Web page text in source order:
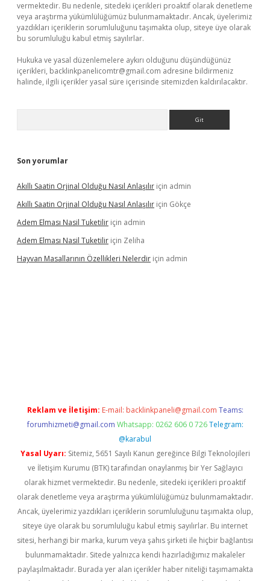
vermektedir. Bu nedenle, sitedeki içerikleri proaktif olarak denetleme
veya araştırma yükümlülüğümüz bulunmamaktadır. Ancak, üyelerimiz
yazdıkları içeriklerin sorumluluğunu taşımakta olup, siteye üye olarak
bu sorumluluğu kabul etmiş sayılırlar.
Hukuka ve yasal düzenlemelere aykırı olduğunu düşündüğünüz
içerikleri, backlinkpanelicomtr@gmail.com adresine bildirmeniz
halinde, ilgili içerikler yasal süre içerisinde sitemizden kaldırılacaktır.
Son yorumlar
Akıllı Saatin Orjinal Olduğu Nasıl Anlaşılır için admin
Akıllı Saatin Orjinal Olduğu Nasıl Anlaşılır için Gökçe
Adem Elması Nasil Tuketilir için admin
Adem Elması Nasil Tuketilir için Zeliha
Hayvan Masallarının Özellikleri Nelerdir için admin
Reklam ve İletişim: E-mail: backlinkpaneli@gmail.com Teams:
forumhizmeti@gmail.com Whatsapp: 0262 606 0 726 Telegram:
@karabul
Yasal Uyarı: Sitemiz, 5651 Sayılı Kanun gereğince Bilgi Teknolojileri
ve İletişim Kurumu (BTK) tarafından onaylanmış bir Yer Sağlayıcı
olarak hizmet vermektedir. Bu nedenle, sitedeki içerikleri proaktif
olarak denetleme veya araştırma yükümlülüğümüz bulunmamaktadır.
Ancak, üyelerimiz yazdıkları içeriklerin sorumluluğunu taşımakta olup,
siteye üye olarak bu sorumluluğu kabul etmiş sayılırlar. Bu internet
sitesi, herhangi bir marka, kurum veya şahıs şirketi ile hiçbir bağlantısı
bulunmamaktadır. Sitede yalnızca kendi hazırladığımız makaleler
paylaşılmaktadır. Burada yer alan içerikler haber niteliği taşımamakta